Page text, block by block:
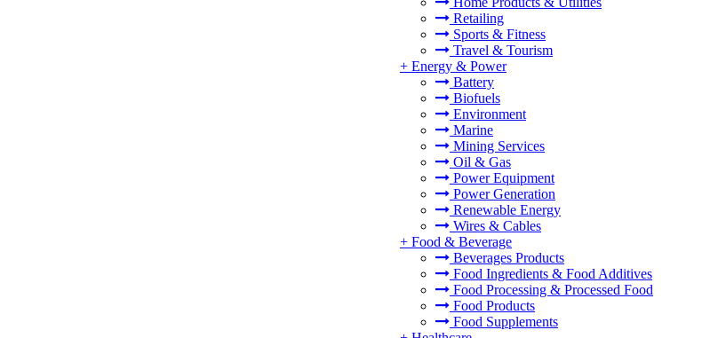
Retailing
Sports & Fitness
Travel & Tourism
+ Energy & Power
Battery
Biofuels
Environment
Marine
Mining Services
Oil & Gas
Power Equipment
Power Generation
Renewable Energy
Wires & Cables
+ Food & Beverage
Beverages Products
Food Ingredients & Food Additives
Food Processing & Processed Food
Food Products
Food Supplements